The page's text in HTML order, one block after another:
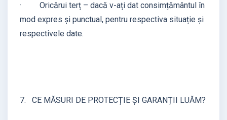
· Oricărui terț – dacă v-ați dat consimțământul în
mod expres și punctual, pentru respectiva situație și
respectivele date.
7. CE MĂSURI DE PROTECȚIE ȘI GARANȚII LUĂM?